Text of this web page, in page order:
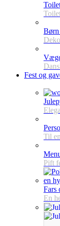
Børn
Fest og
Til
Pift
Fars
En